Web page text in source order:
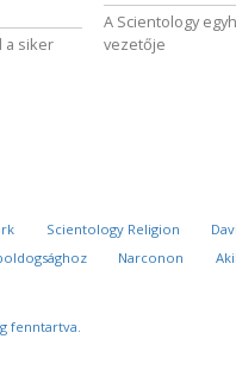
a siker
A Scientology
vezetője
Scientology Religion
Narconon
fenntartva.